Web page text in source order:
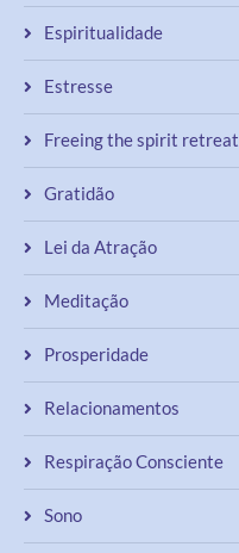
Espiritualidade
Estresse
Freeing the spirit retreat
Gratidão
Lei da Atração
Meditação
Prosperidade
Relacionamentos
Respiração Consciente
Sono